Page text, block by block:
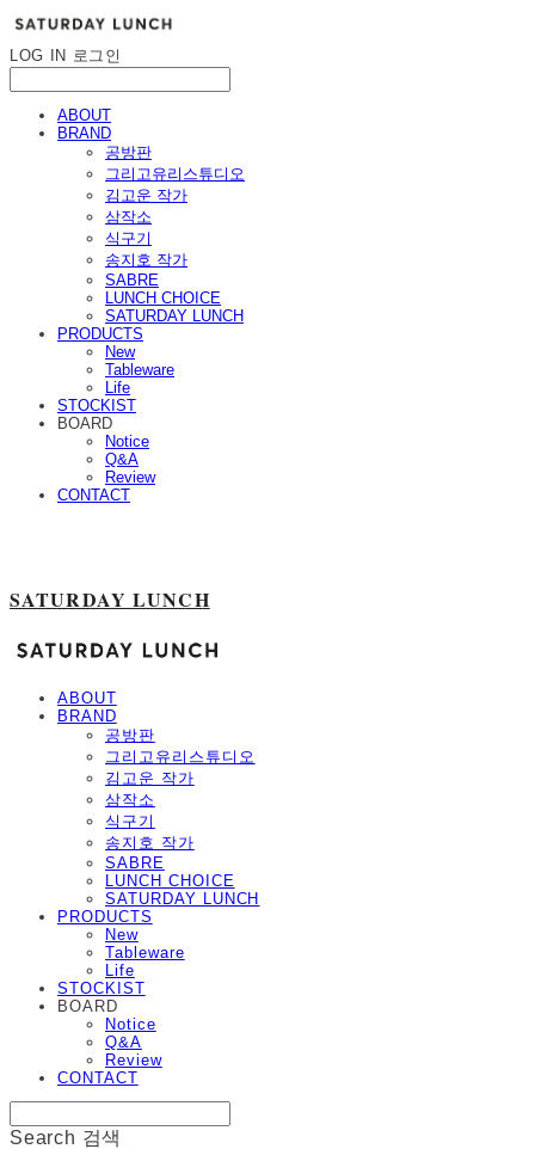
LOG IN 로그인
ABOUT
BRAND
공방판
그리고유리스튜디오
김고운 작가
삼작소
식구기
송지호 작가
SABRE
LUNCH CHOICE
SATURDAY LUNCH
PRODUCTS
New
Tableware
Life
STOCKIST
BOARD
Notice
Q&A
Review
CONTACT
SATURDAY LUNCH
ABOUT
BRAND
공방판
그리고유리스튜디오
김고운 작가
삼작소
식구기
송지호 작가
SABRE
LUNCH CHOICE
SATURDAY LUNCH
PRODUCTS
New
Tableware
Life
STOCKIST
BOARD
Notice
Q&A
Review
CONTACT
Search 검색